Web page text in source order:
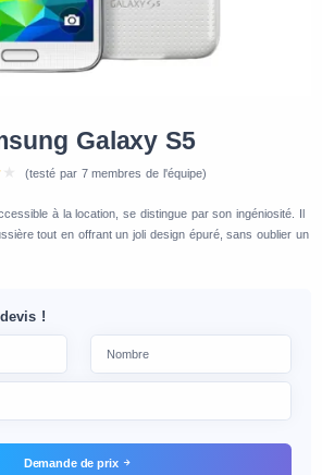
Galaxy S5
(testé par 7 membres de l'équipe)
à la location, se distingue par son ingéniosité. Il
tout en offrant un joli design épuré, sans oublier un
!
Demande de prix